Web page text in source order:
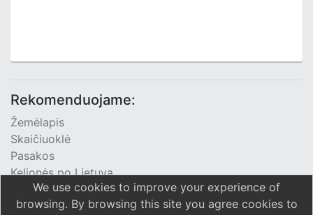
Rekomenduojame:
Žemėlapis
Skaičiuoklė
Pasakos
Kelionės po Lietuvą
TV Programa
We use cookies to improve your experience of
browsing. By browsing this site you agree cookies to